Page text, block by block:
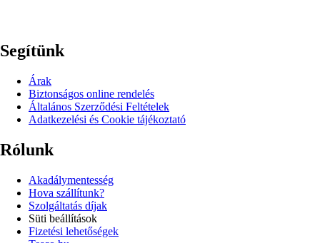
Segítünk
Árak
Biztonságos online rendelés
Általános Szerződési Feltételek
Adatkezelési és Cookie tájékoztató
Rólunk
Akadálymentesség
Hova szállítunk?
Szolgáltatás díjak
Süti beállítások
Fizetési lehetőségek